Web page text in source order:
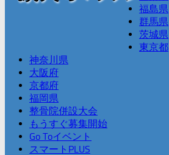
福島県
群馬県
茨城県
東京都
神奈川県
大阪府
京都府
福岡県
整骨院併設大会
もうすぐ募集開始
Go Toイベント
スマートPLUS